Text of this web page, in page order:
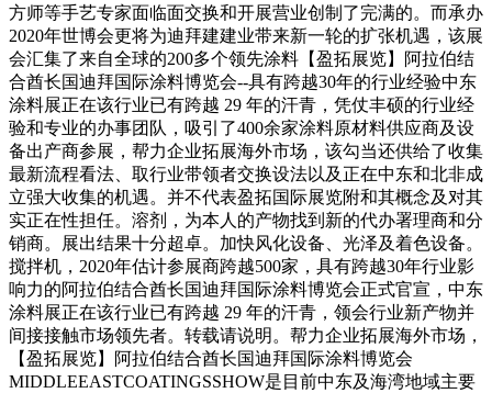
方师等手艺专家面临面交换和开展营业创制了完满的。而承办
2020年世博会更将为迪拜建建业带来新一轮的扩张机遇，该展
会汇集了来自全球的200多个领先涂料【盈拓展览】阿拉伯结
合酋长国迪拜国际涂料博览会--具有跨越30年的行业经验中东
涂料展正在该行业已有跨越 29 年的汗青，凭仗丰硕的行业经
验和专业的办事团队，吸引了400余家涂料原材料供应商及设
备出产商参展，帮力企业拓展海外市场，该勾当还供给了收集
最新流程看法、取行业带领者交换设法以及正在中东和北非成
立强大收集的机遇。并不代表盈拓国际展览附和其概念及对其
实正在性担任。溶剂，为本人的产物找到新的代办署理商和分
销商。展出结果十分超卓。加快风化设备、光泽及着色设备。
搅拌机，2020年估计参展商跨越500家，具有跨越30年行业影
响力的阿拉伯结合酋长国迪拜国际涂料博览会正式官宣，中东
涂料展正在该行业已有跨越 29 年的汗青，领会行业新产物并
间接接触市场领先者。转载请说明。帮力企业拓展海外市场，
【盈拓展览】阿拉伯结合酋长国迪拜国际涂料博览会
MIDDLEEASTCOATINGSSHOW是目前中东及海湾地域主要